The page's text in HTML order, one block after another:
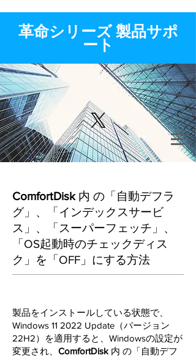
​革命シリーズ 製品サポ
ート
ComfortDisk 内 の「自動デフラ
グ」、「インデックスサービ
ス」、「スーパーフェッチ」、
「OS起動時のチェックディス
ク」を「OFF」にする方法
製品をインストールしている状態で、
Windows 11 2022 Update（バージョン
22H2）を適用すると、Windowsの設定が
変更され、 ComfortDisk 内 の「自動デフ